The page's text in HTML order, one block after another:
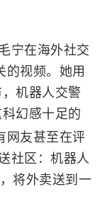
宁在海外社交
的视频。她用
机器人交警
幻感十足的
网友甚至在评
社区：机器人
将外卖送到一